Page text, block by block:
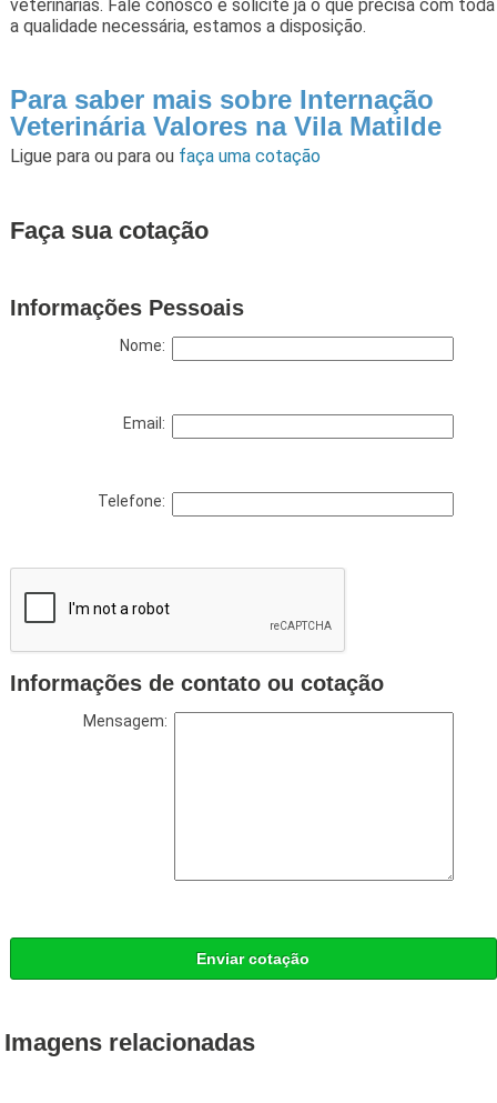
veterinárias. Fale conosco e solicite já o que precisa com toda
a qualidade necessária, estamos a disposição.
Para saber mais sobre Internação
Veterinária Valores na Vila Matilde
Ligue para ou para ou faça uma cotação
Faça sua cotação
Informações Pessoais
Nome:
Email:
Telefone:
Informações de contato ou cotação
Mensagem:
Enviar cotação
Imagens relacionadas